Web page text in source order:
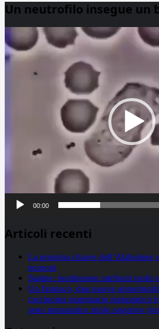
Un neutrofilo insegue un
Player
00:00
Articoli recenti
La proteina chiave dell’Alzheimer
neuroni
Statine: inutilmente attribuiti molti
Un farmaco, due nuove
carcinoma mammario metastatico
seno metastatico triplo negativo